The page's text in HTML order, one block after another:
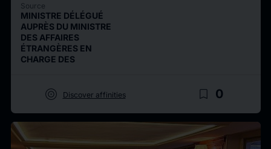
Source
MINISTRE DÉLÉGUÉ
AUPRÈS DU MINISTRE
DES AFFAIRES
ÉTRANGÈRES EN
CHARGE DES
target Discover affinities bookmark_border 0